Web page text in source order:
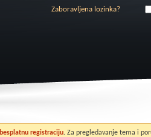
Zaboravljena lozinka?
besplatnu registraciju. Za pregledavanje tema i